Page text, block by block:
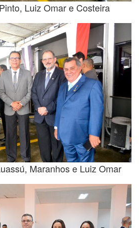
Luiz Omar e Costeira
Maranhos e Luiz Omar